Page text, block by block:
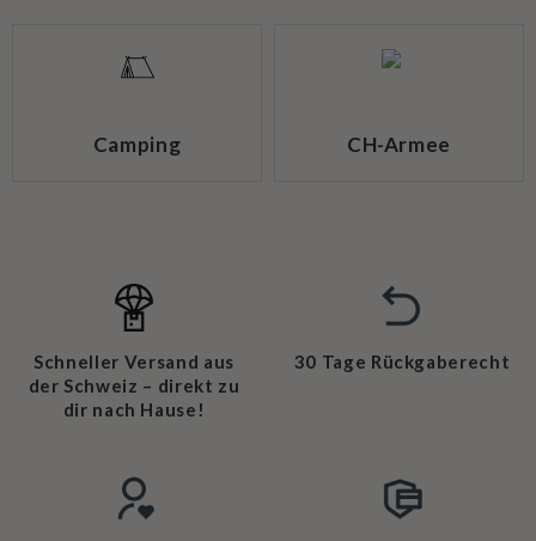
Camping CH-Armee
Schneller Versand aus
der Schweiz – direkt zu
dir nach Hause!
30 Tage Rückgaberecht